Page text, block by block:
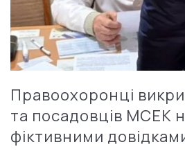
Правоохоронці
та посадовців МСЕК
фіктивними